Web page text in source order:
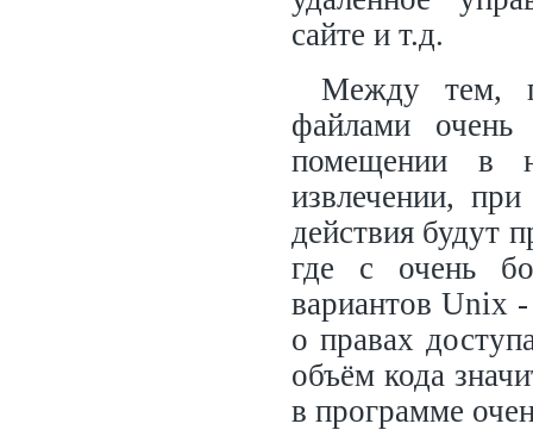
сайте и т.д.
Между тем,
файлами очень
помещении в
извлечении,
действия будут
где с очень
вариантов Unix -
о правах
объём кода
в программе